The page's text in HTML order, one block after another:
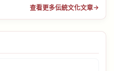
查看更多伝統文化文章→